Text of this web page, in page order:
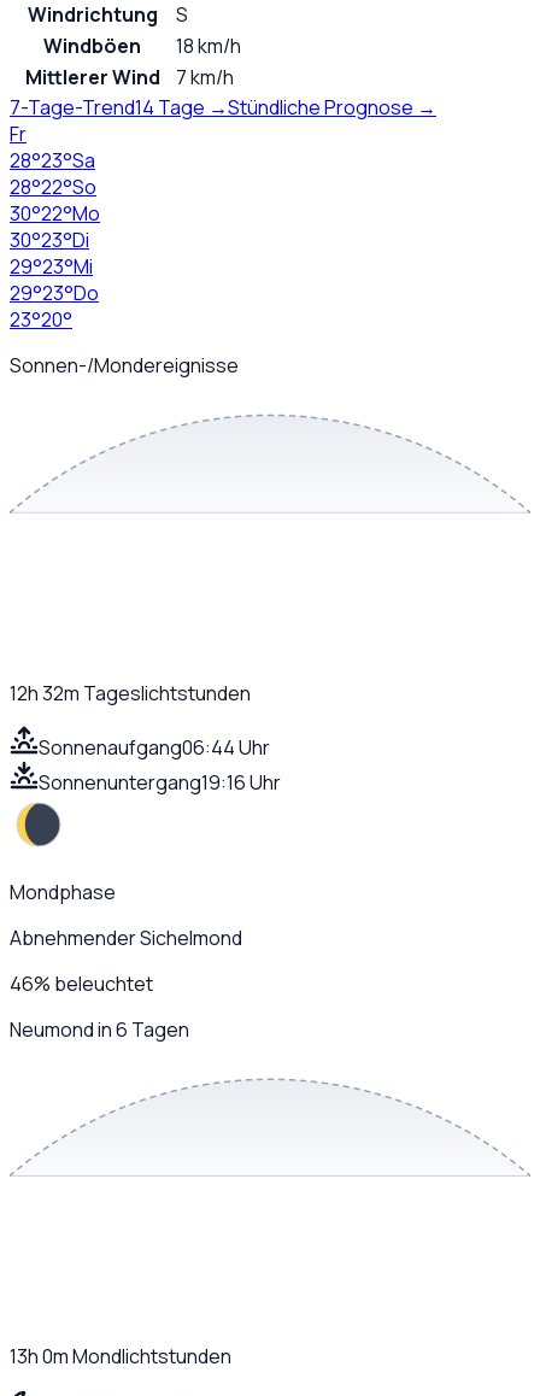
Windrichtung
S
Windböen
18 km/h
Mittlerer Wind
7 km/h
7-Tage-Trend14 Tage →Stündliche Prognose →
Fr
28°23°Sa
28°22°So
30°22°Mo
30°23°Di
29°23°Mi
29°23°Do
23°20°
Sonnen-/Mondereignisse
12h 32m Tageslichtstunden
Sonnenaufgang06:44 Uhr
Sonnenuntergang19:16 Uhr
Mondphase
Abnehmender Sichelmond
46% beleuchtet
Neumond in 6 Tagen
13h 0mMondlichtstunden